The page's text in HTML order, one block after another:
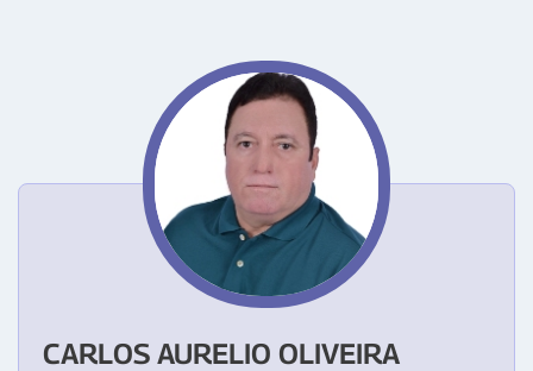
CARLOS AURELIO OLIVEIRA